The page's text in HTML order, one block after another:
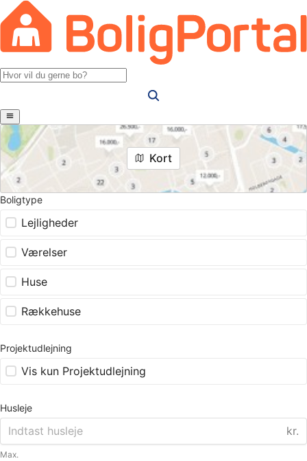
Kort
Boligtype
Lejligheder
Værelser
Huse
Rækkehuse
Projektudlejning
Vis kun Projektudlejning
Husleje
kr.
Max.